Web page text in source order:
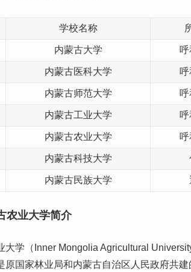
学校名称
内蒙古大学
内蒙古医科大学
内蒙古师范大学
内蒙古工业大学
内蒙古农业大学
内蒙古科技大学
内蒙古民族大学
农业大学简介
大学（Inner Mongolia Agricultural
原国家林业局和内蒙古自治区人民政府共建